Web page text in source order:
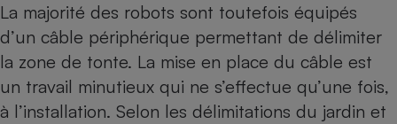
La majorité des robots sont toutefois équipés
d’un câble périphérique permettant de délimiter
la zone de tonte. La mise en place du câble est
un travail minutieux qui ne s’effectue qu’une fois,
à l’installation. Selon les délimitations du jardin et